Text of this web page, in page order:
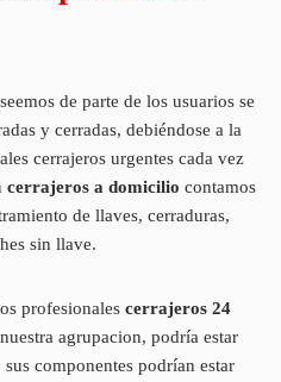
de parte de los usuarios se
y cerradas, debiéndose a la
cerrajeros urgentes cada vez
cerrajeros a domicilio contamos
de llaves, cerraduras,
sin llave.
profesionales cerrajeros 24
agrupacion, podría estar
componentes podrían estar